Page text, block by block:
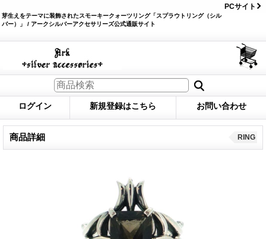
芽生えをテーマに装飾されたスモーキークォーツリング「スプラウトリング（シル
バー）」 / アークシルバーアクセサリーズ公式通販サイト
PCサイト
ログイン 新規登録はこちら お問い合わせ
商品詳細 RING